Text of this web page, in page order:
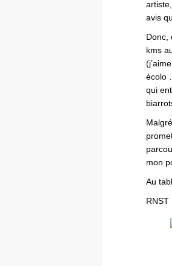
avis
Donc,
kms
écolo
qui
mon
Au